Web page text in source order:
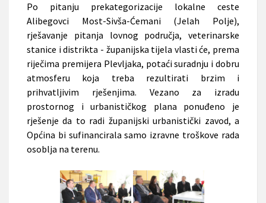
Po pitanju prekategorizacije lokalne ceste
Alibegovci Most-Sivša-Ćemani (Jelah Polje),
rješavanje pitanja lovnog područja, veterinarske
stanice i distrikta - županijska tijela vlasti će, prema
riječima premijera Plevljaka, potaći suradnju i dobru
atmosferu koja treba rezultirati brzim i
prihvatljivim rješenjima. Vezano za izradu
prostornog i urbanističkog plana ponuđeno je
rješenje da to radi županijski urbanistički zavod, a
Općina bi sufinancirala samo izravne troškove rada
osoblja na terenu.